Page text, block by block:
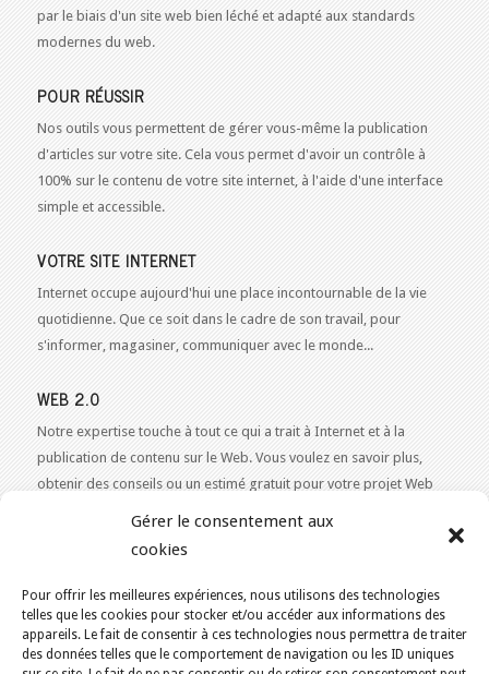
Gérer le consentement aux
cookies
Pour offrir les meilleures expériences, nous utilisons des technologies
telles que les cookies pour stocker et/ou accéder aux informations des
appareils. Le fait de consentir à ces technologies nous permettra de traiter
des données telles que le comportement de navigation ou les ID uniques
par le biais d'un site web bien léché et adapté aux standards
modernes du web.
POUR RÉUSSIR
Nos outils vous permettent de gérer vous-même la publication
d'articles sur votre site. Cela vous permet d'avoir un contrôle à
100% sur le contenu de votre site internet, à l'aide d'une interface
simple et accessible.
VOTRE SITE INTERNET
Internet occupe aujourd'hui une place incontournable de la vie
quotidienne. Que ce soit dans le cadre de son travail, pour
s'informer, magasiner, communiquer avec le monde...
WEB 2.0
Notre expertise touche à tout ce qui a trait à Internet et à la
publication de contenu sur le Web. Vous voulez en savoir plus,
obtenir des conseils ou un estimé gratuit pour votre projet Web
VOUS ÊTES ICI : ACCUEIL / BLOGUE / ÉQUIPE